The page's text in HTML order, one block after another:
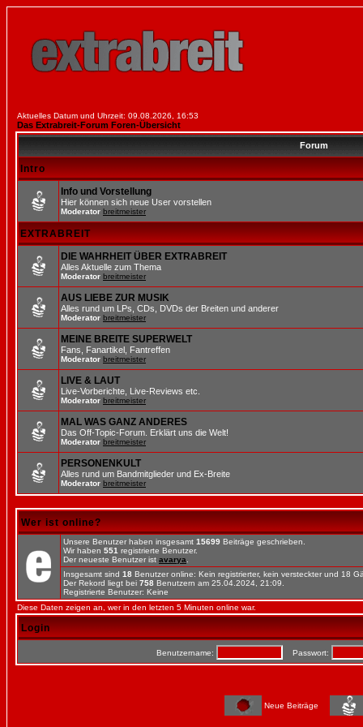
Aktuelles Datum und Uhrzeit: 09.08.2026, 16:53
Das Extrabreit-Forum Foren-Übersicht
Forum
Intro
Info und Vorstellung
Hier können sich neue User vorstellen
Moderator breitmeister
EXTRABREIT
DIE WAHRHEIT ÜBER EXTRABREIT
Alles Aktuelle zum Thema
Moderator breitmeister
AUS LIEBE ZUR MUSIK
Alles rund um LPs, CDs, DVDs der Breiten und anderer
Moderator breitmeister
MEINE BREITE SUPERWELT
Fans, Fanartikel, Fantreffen
Moderator breitmeister
LIVE & LAUT
Live-Vorberichte, Live-Reviews etc.
Moderator breitmeister
MAL WAS GANZ ANDERES
Das Off-Topic-Forum. Erklärt uns die Welt!
Moderator breitmeister
PERSONENKULT
Alles rund um Bandmitglieder und Ex-Breite
Moderator breitmeister
Wer ist online?
Unsere Benutzer haben insgesamt 15699 Beiträge geschrieben.
Wir haben 551 registrierte Benutzer.
Der neueste Benutzer ist avarya
Insgesamt sind 18 Benutzer online: Kein registrierter, kein versteckter und 18
Der Rekord liegt bei 758 Benutzern am 25.04.2024, 21:09.
Registrierte Benutzer: Keine
Diese Daten zeigen an, wer in den letzten 5 Minuten online war.
Login
Benutzername: Passwort:
Neue Beiträge